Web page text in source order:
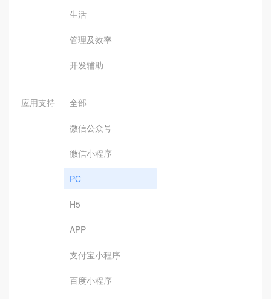
生活
管理及效率
开发辅助
应用支持 全部
微信公众号
微信小程序
PC
H5
APP
支付宝小程序
百度小程序